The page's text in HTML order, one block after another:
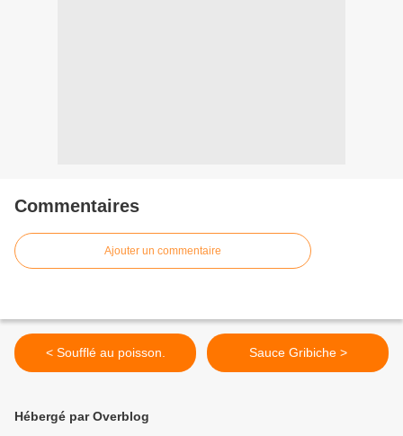
Commentaires
Ajouter un commentaire
< Soufflé au poisson. Sauce Gribiche >
Hébergé par Overblog